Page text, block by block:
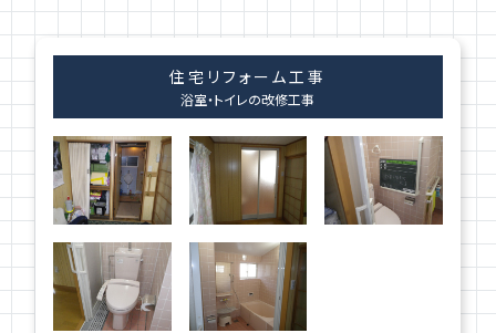
住宅リフォーム工事
浴室・トイレの改修工事